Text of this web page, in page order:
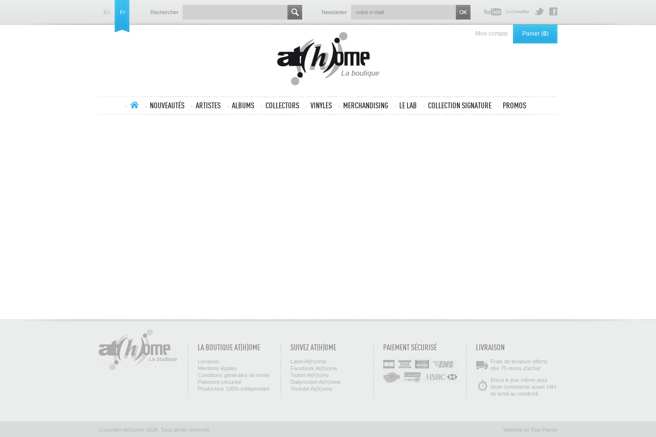
En Fr Rechercher Newsletter
Mon compte Panier (0)
NOUVEAUTÉS ARTISTES ALBUMS COLLECTORS VINYLES MERCHANDISING LE LAB COLLECTION SIGNATURE PROMOS
LA BOUTIQUE AT(H)OME
Livraison
Mentions légales
Conditions générales de vente
Paiement sécurisé
Producteur 100% indépendant
SUIVEZ AT(H)OME
Label At(h)ome
Facebook At(h)ome
Twitter At(h)ome
Dailymotion At(h)ome
Youtube At(h)ome
PAIEMENT SÉCURISÉ LIVRAISON
Frais de livraison offerts
dès 75 euros d’achat
Envoi le jour même pour
toute commande avant 14H
du lundi au vendredi
Copyright At(h)ome 2026. Tous droits réservés Website by Rue Pavée